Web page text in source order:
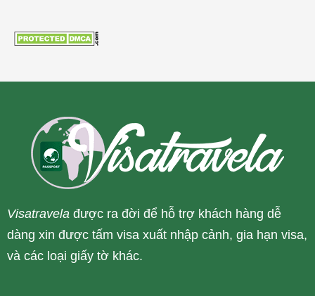
Visatravela được ra đời để hỗ trợ khách hàng dễ
dàng xin được tấm visa xuất nhập cảnh, gia hạn visa,
và các loại giấy tờ khác.